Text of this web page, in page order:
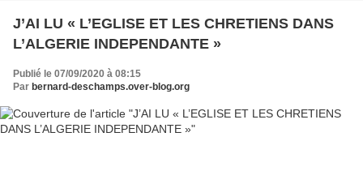
J’AI LU « L’EGLISE ET LES CHRETIENS DANS
L’ALGERIE INDEPENDANTE »
Publié le 07/09/2020 à 08:15
Par bernard-deschamps.over-blog.org